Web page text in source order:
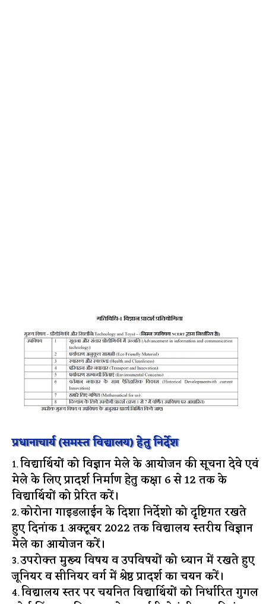
प्रधानाचार्य (समस्त विद्यालय) हेतु निर्देश
विद्यार्थियों को विज्ञान मेले के आयोजन की सूचना देवे एवं
मेले के लिए प्रादर्श निर्माण हेतु कक्षा 6 से 12 तक के
विद्यार्थियों को प्रेरित करें।
कोरोना गाइडलाईन के दिशा निर्देशो को दृष्टिगत रखते
हुए दिनांक 1 अक्टूबर 2022 तक विद्यालय स्तरीय विज्ञान
मेले का आयोजन करें।
उपरोक्त मुख्य विषय व उपविषयों को ध्यान में रखते हुए
जूनियर व सीनियर वर्ग में श्रेष्ठ प्रादर्श का चयन करें।
विद्यालय स्तर पर चयनित विद्यार्थियों को निर्धारित गुगल